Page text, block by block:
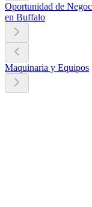
Oportunidad de
en Buffalo
Maquinaria y Equipos